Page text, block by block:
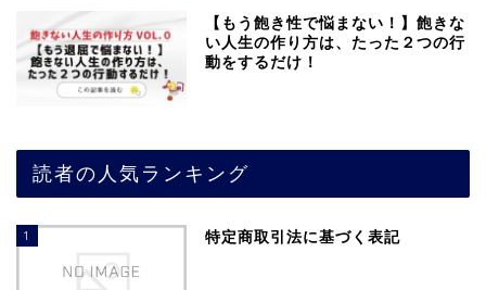
【もう飽き性で悩まない！】飽きな
い人生の作り方は、たった２つの行
動をするだけ！
読者の人気ランキング
1 特定商取引法に基づく表記